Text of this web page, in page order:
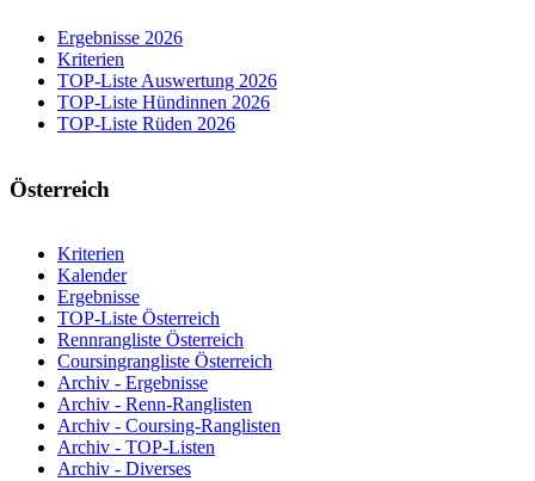
Ergebnisse 2026
Kriterien
TOP-Liste Auswertung 2026
TOP-Liste Hündinnen 2026
TOP-Liste Rüden 2026
Österreich
Kriterien
Kalender
Ergebnisse
TOP-Liste Österreich
Rennrangliste Österreich
Coursingrangliste Österreich
Archiv - Ergebnisse
Archiv - Renn-Ranglisten
Archiv - Coursing-Ranglisten
Archiv - TOP-Listen
Archiv - Diverses